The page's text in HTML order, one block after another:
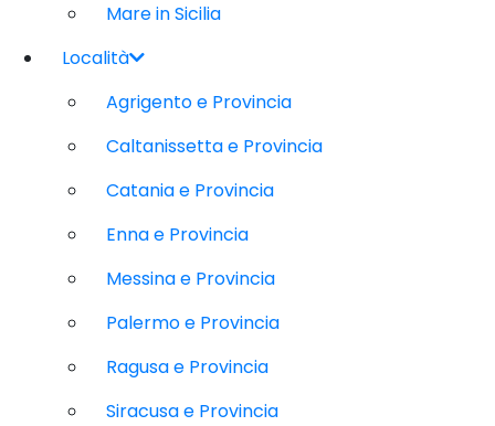
Mare in Sicilia
Località
Agrigento e Provincia
Caltanissetta e Provincia
Catania e Provincia
Enna e Provincia
Messina e Provincia
Palermo e Provincia
Ragusa e Provincia
Siracusa e Provincia